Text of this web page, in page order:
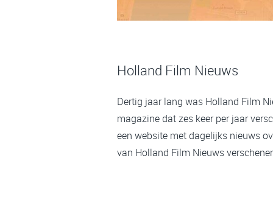
Holland Film Nieuws
Dertig jaar lang was Holland Film
magazine dat zes keer per jaar
een website met dagelijks nieuws
van Holland Film Nieuws